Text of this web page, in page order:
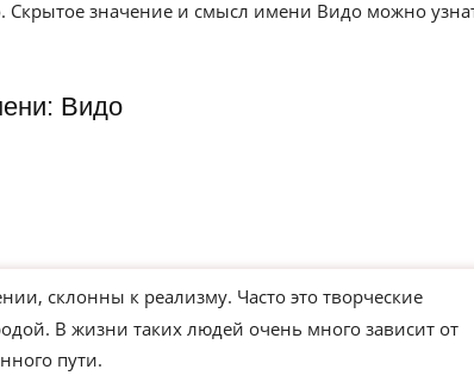
Скрытое значение и смысл имени Видо можно
Видо
склонны к реализму. Часто это творческие
В жизни таких людей очень много зависит от
пути.